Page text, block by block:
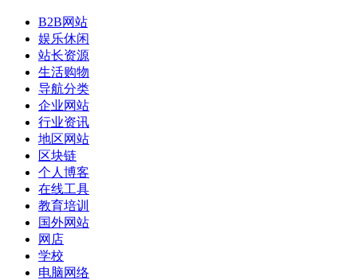
B2B网站
娱乐休闲
站长资源
生活购物
导航分类
企业网站
行业资讯
地区网站
区块链
个人博客
在线工具
教育培训
国外网站
网店
学校
电脑网络